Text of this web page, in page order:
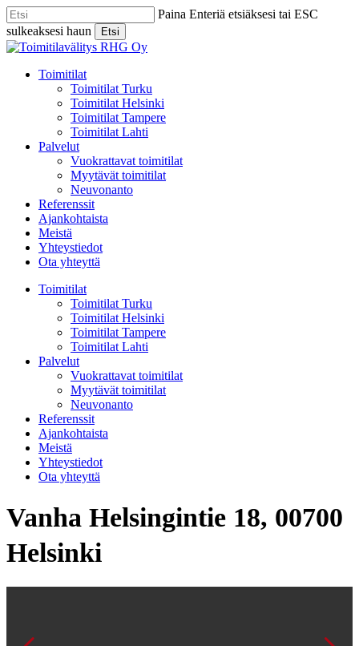
Skip
to
main
content
Paina Enteriä etsiäksesi tai ESC
sulkeaksesi haun
Etsi
Close
Menu
Toimitilat
Toimitilat Turku
Toimitilat Helsinki
Toimitilat Tampere
Toimitilat Lahti
Palvelut
Vuokrattavat toimitilat
Myytävät toimitilat
Neuvonanto
Referenssit
Ajankohtaista
Meistä
Yhteystiedot
Ota yhteyttä
Toimitilat
Toimitilat Turku
Toimitilat Helsinki
Toimitilat Tampere
Toimitilat Lahti
Palvelut
Vuokrattavat toimitilat
Myytävät toimitilat
Neuvonanto
Referenssit
Ajankohtaista
Meistä
Yhteystiedot
Ota yhteyttä
Vanha Helsingintie 18, 00700
Helsinki